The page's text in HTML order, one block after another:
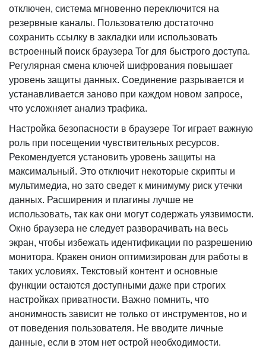
отключен, система мгновенно переключится на
резервные каналы. Пользователю достаточно
сохранить ссылку в закладки или использовать
встроенный поиск браузера Tor для быстрого доступа.
Регулярная смена ключей шифрования повышает
уровень защиты данных. Соединение разрывается и
устанавливается заново при каждом новом запросе,
что усложняет анализ трафика.
Настройка безопасности в браузере Tor играет важную
роль при посещении чувствительных ресурсов.
Рекомендуется установить уровень защиты на
максимальный. Это отключит некоторые скрипты и
мультимедиа, но зато сведет к минимуму риск утечки
данных. Расширения и плагины лучше не
использовать, так как они могут содержать уязвимости.
Окно браузера не следует разворачивать на весь
экран, чтобы избежать идентификации по разрешению
монитора. Кракен онион оптимизирован для работы в
таких условиях. Текстовый контент и основные
функции остаются доступными даже при строгих
настройках приватности. Важно помнить, что
анонимность зависит не только от инструментов, но и
от поведения пользователя. Не вводите личные
данные, если в этом нет острой необходимости.